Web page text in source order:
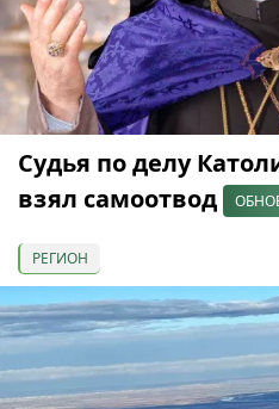
Судья по делу
взял самоотвод
РЕГИОН